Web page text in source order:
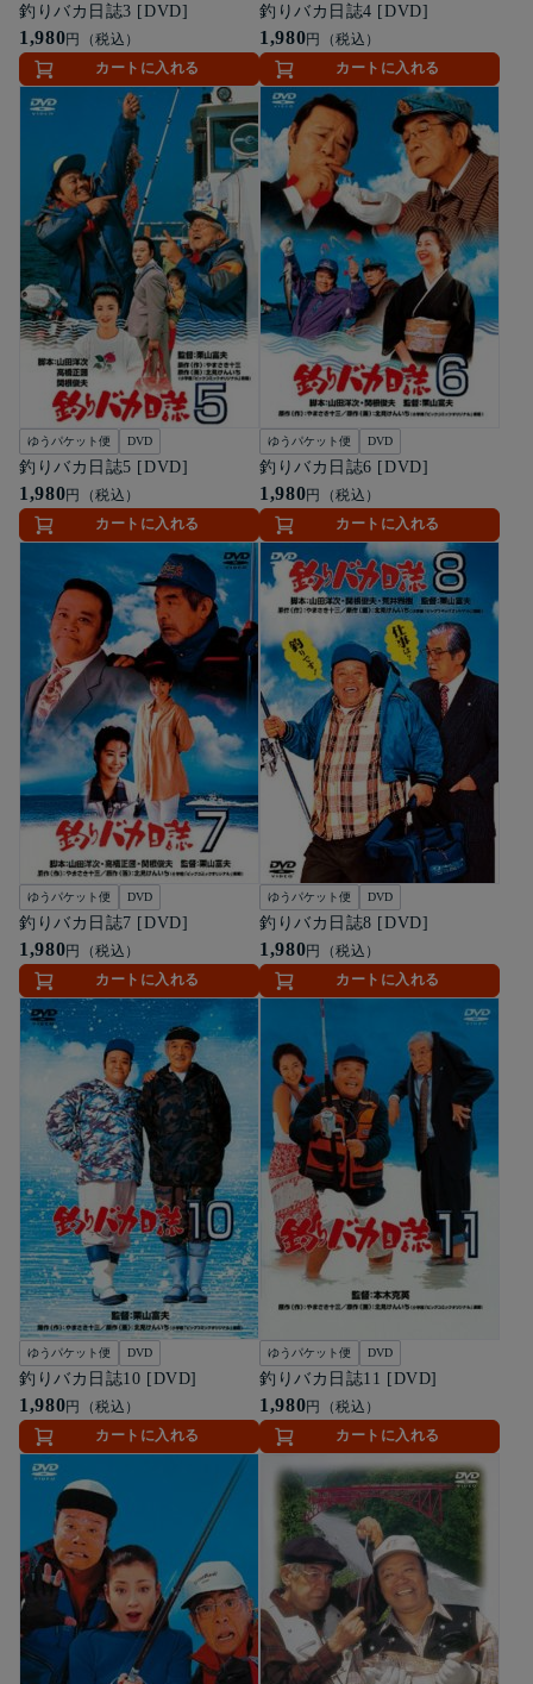
釣りバカ日誌3 [DVD]
1,980円（税込）
カートに入れる
釣りバカ日誌4 [DVD]
1,980円（税込）
カートに入れる
ゆうパケット便 DVD
釣りバカ日誌5 [DVD]
1,980円（税込）
カートに入れる
ゆうパケット便 DVD
釣りバカ日誌6 [DVD]
1,980円（税込）
カートに入れる
ゆうパケット便 DVD
釣りバカ日誌7 [DVD]
1,980円（税込）
カートに入れる
ゆうパケット便 DVD
釣りバカ日誌8 [DVD]
1,980円（税込）
カートに入れる
ゆうパケット便 DVD
釣りバカ日誌10 [DVD]
1,980円（税込）
カートに入れる
ゆうパケット便 DVD
釣りバカ日誌11 [DVD]
1,980円（税込）
カートに入れる